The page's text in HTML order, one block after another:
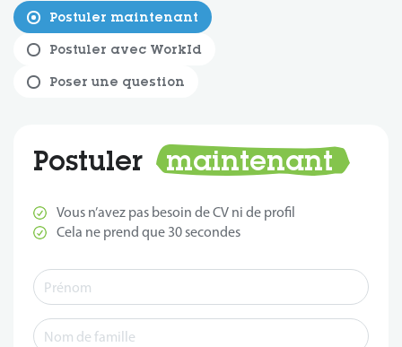
Postuler maintenant
Postuler avec WorkId
Poser une question
Postuler maintenant
Vous n’avez pas besoin de CV ni de profil
Cela ne prend que 30 secondes